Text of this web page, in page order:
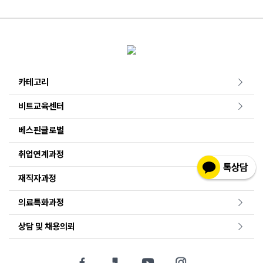
카테고리
비트교육센터
베스핀글로벌
취업연계과정
재직자과정
의료특화과정
상담 및 채용의뢰